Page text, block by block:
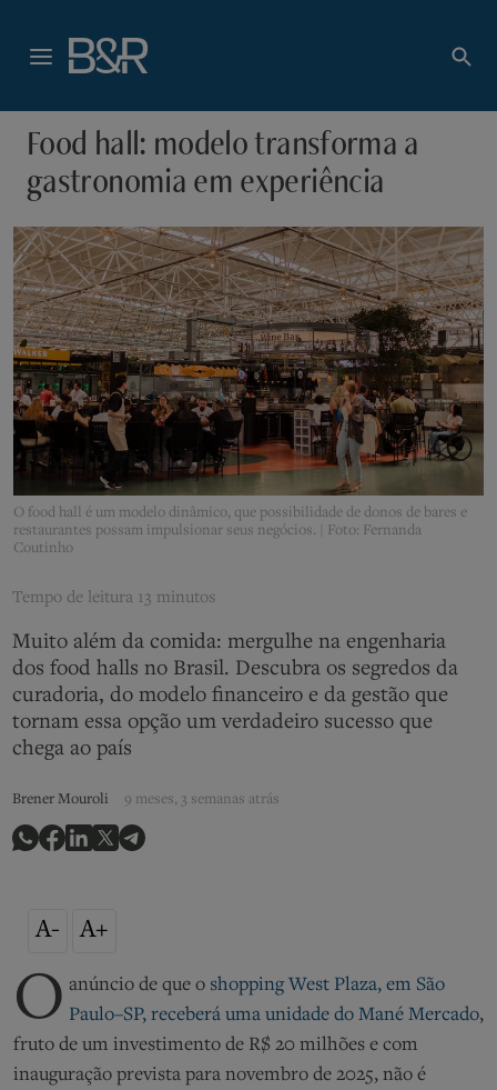
Food hall: modelo transforma a
gastronomia em experiência
O food hall é um modelo dinâmico, que possibilidade de donos de bares e
restaurantes possam impulsionar seus negócios. | Foto: Fernanda
Coutinho
Tempo de leitura 13 minutos
Muito além da comida: mergulhe na engenharia
dos food halls no Brasil. Descubra os segredos da
curadoria, do modelo financeiro e da gestão que
tornam essa opção um verdadeiro sucesso que
chega ao país
Brener Mouroli 9 meses, 3 semanas atrás
A- A+
O anúncio de que o shopping West Plaza, em São
Paulo–SP, receberá uma unidade do Mané Mercado,
fruto de um investimento de R$ 20 milhões e com
inauguração prevista para novembro de 2025, não é